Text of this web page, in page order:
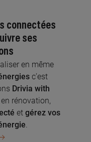
connectées
ses
en même
c’est
Drivia with
rénovation,
et gérez vos
.